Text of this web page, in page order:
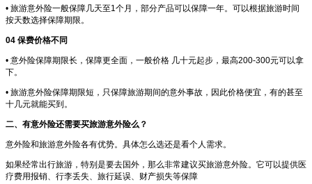
• 旅游意外险一般保障几天至1个月，部分产品可以保障一年。可以根据旅游时间
按天数选择保障期限。
04 保费价格不同
• 意外险保障期限长，保障更全面，一般价格 几十元起步，最高200-300元可以拿
下。
• 旅游意外险保障期限短，只保障旅游期间的意外事故，因此价格便宜，有的甚至
十几元就能买到。
二、有意外险还需要买旅游意外险么？
意外险和旅游意外险各有优势。具体怎么选还是看个人需求。
如果经常出行旅游，特别是要去国外，那么非常建议买旅游意外险。它可以提供医
疗费用报销、行李丢失、旅行延误、财产损失等保障